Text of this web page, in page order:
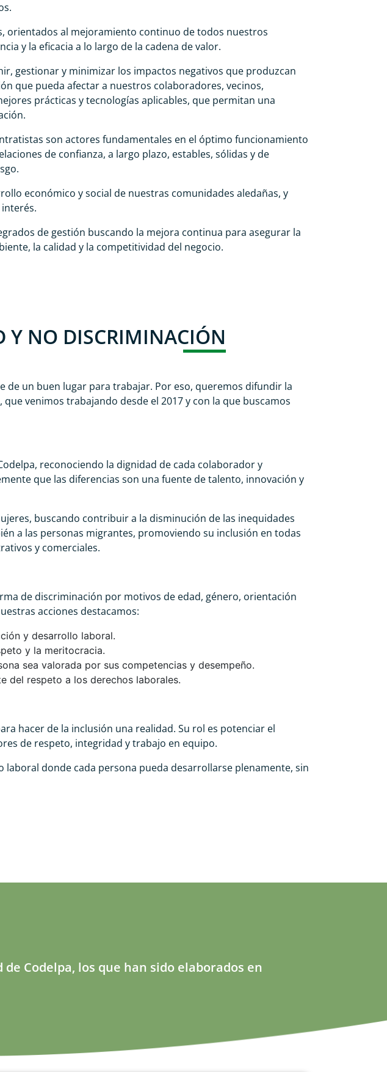
orientados al mejoramiento continuo de todos nuestros
y la eficacia a lo largo de la cadena de valor.
gestionar y minimizar los impactos negativos que produzcan
que pueda afectar a nuestros colaboradores, vecinos,
prácticas y tecnologías aplicables, que permitan una
son actores fundamentales en el óptimo funcionamiento
de confianza, a largo plazo, estables, sólidas y de
económico y social de nuestras comunidades aledañas, y
de gestión buscando la mejora continua para asegurar la
la calidad y la competitividad del negocio.
Y NO DISCRIMINACIÓN
de un buen lugar para trabajar. Por eso, queremos difundir la
venimos trabajando desde el 2017 y con la que buscamos
reconociendo la dignidad de cada colaborador y
que las diferencias son una fuente de talento, innovación y
buscando contribuir a la disminución de las inequidades
a las personas migrantes, promoviendo su inclusión en todas
y comerciales.
de discriminación por motivos de edad, género, orientación
acciones destacamos:
y desarrollo laboral.
y la meritocracia.
sea valorada por sus competencias y desempeño.
del respeto a los derechos laborales.
hacer de la inclusión una realidad. Su rol es potenciar el
de respeto, integridad y trabajo en equipo.
donde cada persona pueda desarrollarse plenamente, sin
Codelpa, los que han sido elaborados en